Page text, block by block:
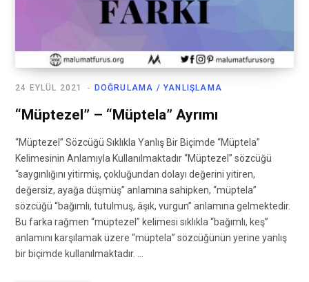
DOĞRULAMA / YANLIŞLAMA
24 EYLÜL 2021
“Müptezel” – “Müptela” Ayrımı
“Müptezel” Sözcüğü Sıklıkla Yanlış Bir Biçimde “Müptela”
Kelimesinin Anlamıyla Kullanılmaktadır “Müptezel” sözcüğü
“saygınlığını yitirmiş, çokluğundan dolayı değerini yitiren,
değersiz, ayağa düşmüş” anlamına sahipken, “müptela”
sözcüğü “bağımlı, tutulmuş, âşık, vurgun” anlamına gelmektedir.
Bu farka rağmen “müptezel” kelimesi sıklıkla “bağımlı, keş”
anlamını karşılamak üzere “müptela” sözcüğünün yerine yanlış
bir biçimde kullanılmaktadır. …